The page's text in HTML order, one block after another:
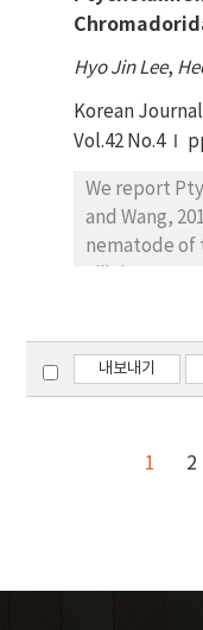
Hyo Jin Lee,
Korean
Vol.42 No.4
We report
and Wang,
nematode of
Korea. The
southern
ocellatus is
presence of
gland, and
provides the
내보내기
1 2